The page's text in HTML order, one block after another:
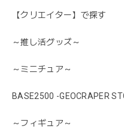
【クリエイター】で探す
～推し活グッズ～
～ミニチュア～
BASE2500 -GEOCRAPER
～フィギュア～